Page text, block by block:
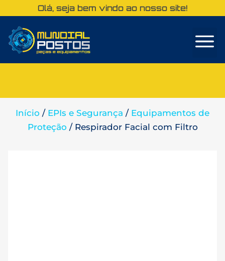
Olá, seja bem vindo ao nosso site!
Início / EPIs e Segurança / Equipamentos de
Proteção / Respirador Facial com Filtro